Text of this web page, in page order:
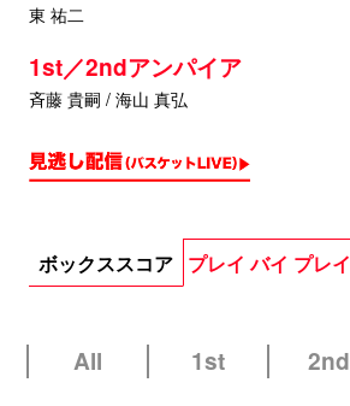
東 祐二
1st／2ndアンパイア
斉藤 貴嗣 / 海山 真弘
ボックススコア プレイ バイ プレイ
All 1st 2nd